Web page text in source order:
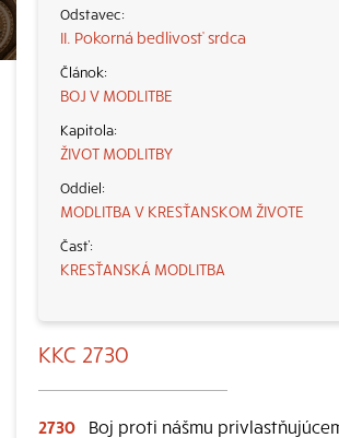
II. Pokorná bedlivosť srdca
BOJ V MODLITBE
ŽIVOT MODLITBY
MODLITBA V KRESŤANSKOM ŽIVOTE
KRESŤANSKÁ MODLITBA
KKC 2730
2730
Boj proti nášmu